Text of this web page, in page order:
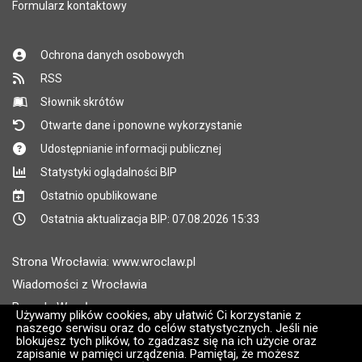
Używamy plików cookies, aby ułatwić Ci korzystanie z
naszego serwisu oraz do celów statystycznych. Jeśli nie
blokujesz tych plików, to zgadzasz się na ich użycie oraz
zapisanie w pamięci urządzenia. Pamiętaj, że możesz
Formularz kontaktowy
Ochrona danych osobowych
RSS
Słownik skrótów
Otwarte dane i ponowne wykorzystanie
Udostępnianie informacji publicznej
Statystyki oglądalności BIP
Ostatnio opublikowane
Ostatnia aktualizacja BIP: 07.08.2026 15:33
Strona Wrocławia: www.wroclaw.pl
Wiadomości z Wrocławia
Pogoda Wrocław
Rozkłady jazdy MPK Wrocław
Administratorem wroclaw.pl jest: ARAW